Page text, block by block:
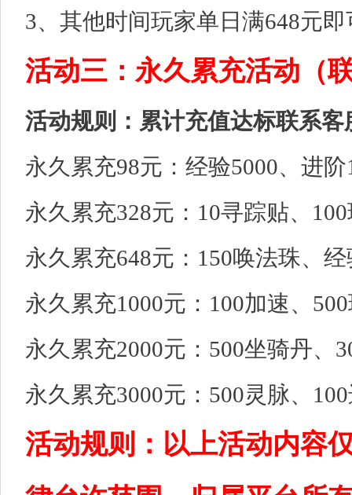
3、其他时间玩家单日满648元
活动三：永久累充活动（
活动规则：累计充值达标联系
永久累充98元：经验5000、进阶
永久累充328元：10寻踪贴、
永久累充648元：150唤法珠、
永久累充1000元：100加速、
永久累充2000元：500坐骑丹、
永久累充3000元：500灵脉、
活动规则：以上活动内容